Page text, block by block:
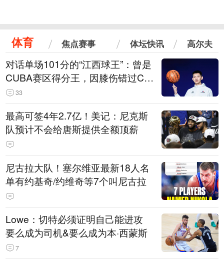
体育 焦点赛事 体坛快讯 高尔夫
对话单场101分的“江西球王”：曾是
CUBA赛区得分王，因膝伤错过CB
A选秀
33
最高可签4年2.7亿！美记：尼克斯
队预计不会给唐斯提供全额顶薪
尼古拉大队！塞尔维亚最新18人名
单有约基奇/约维奇等7个叫尼古拉
Lowe：切特必须证明自己能进攻
要么成为司机&要么成为本·西蒙斯
7